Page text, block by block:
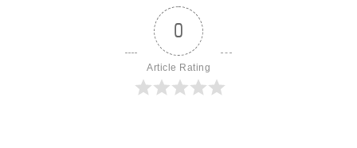
0
Article Rating